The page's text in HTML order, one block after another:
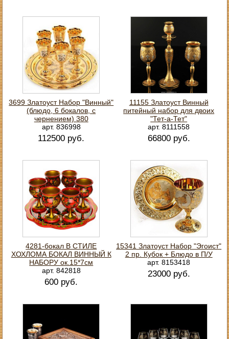
3699 Златоуст Набор "Винный"
(блюдо, 6 бокалов, с
чернением) 380
арт. 836998
112500 руб.
11155 Златоуст Винный
питейный набор для двоих
"Тет-а-Тет"
арт. 8111558
66800 руб.
4281-бокал В СТИЛЕ
ХОХЛОМА БОКАЛ ВИННЫЙ К
НАБОРУ ок.15*7см
арт. 842818
600 руб.
15341 Златоуст Набор "Эгоист"
2 пр. Кубок + Блюдо в П/У
арт. 8153418
23000 руб.